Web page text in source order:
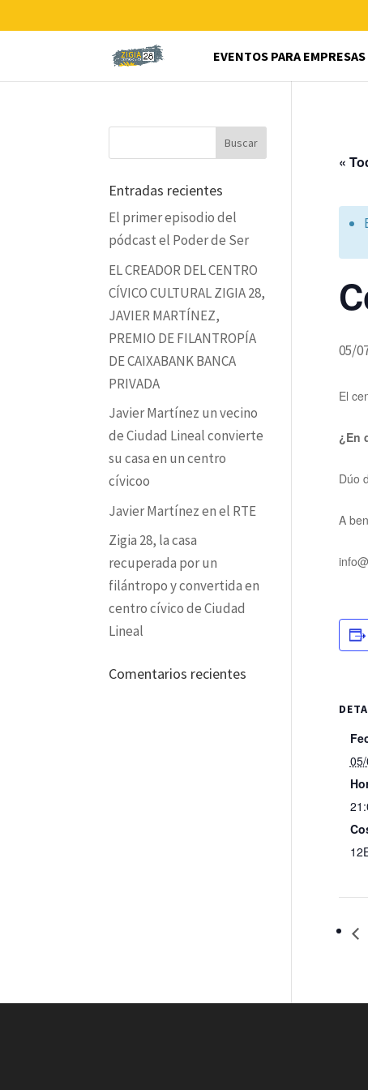
EVENTOS PARA EMPRESAS
«
05/
El
¿En
Dúo
A
Entradas recientes
El primer episodio del
pódcast el Poder de Ser
EL CREADOR DEL CENTRO
CÍVICO CULTURAL ZIGIA 28,
JAVIER MARTÍNEZ,
PREMIO DE FILANTROPÍA
DE CAIXABANK BANCA
PRIVADA
Javier Martínez un vecino
de Ciudad Lineal convierte
su casa en un centro
cívicoo
Javier Martínez en el RTE
Zigia 28, la casa
recuperada por un
filántropo y convertida en
centro cívico de Ciudad
Lineal
Comentarios recientes